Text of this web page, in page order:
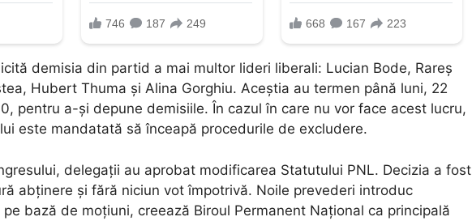
demisia din partid a mai multor lideri liberali: Lucian Bode, Rareș
Hubert Thuma și Alina Gorghiu. Aceștia au termen până luni, 22
pentru a-și depune demisiile. În cazul în care nu vor face acest lucru,
este mandatată să înceapă procedurile de excludere.
delegații au aprobat modificarea Statutului PNL. Decizia a fost
abținere și fără niciun vot împotrivă. Noile prevederi introduc
bază de moțiuni, creează Biroul Permanent Național ca principală